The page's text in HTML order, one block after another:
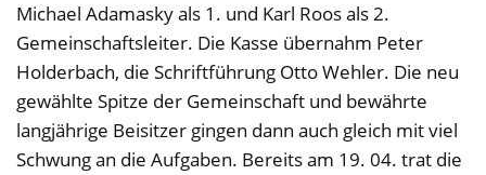
Michael Adamasky als 1. und Karl Roos als 2.
Gemeinschaftsleiter. Die Kasse übernahm Peter
Holderbach, die Schriftführung Otto Wehler. Die neu
gewählte Spitze der Gemeinschaft und bewährte
langjährige Beisitzer gingen dann auch gleich mit viel
Schwung an die Aufgaben. Bereits am 19. 04. trat die